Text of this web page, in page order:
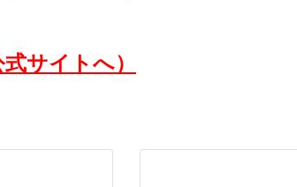
式サイトへ）